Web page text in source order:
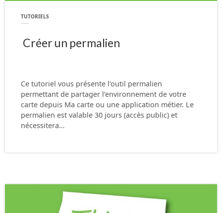
TUTORIELS
Créer un permalien
Ce tutoriel vous présente l’outil permalien
permettant de partager l’environnement de votre
carte depuis Ma carte ou une application métier. Le
permalien est valable 30 jours (accès public) et
nécessitera…